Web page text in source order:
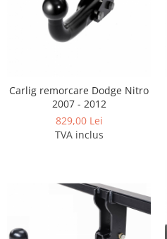
Carlig remorcare Dodge Nitro
2007 - 2012
829,00 Lei
TVA inclus